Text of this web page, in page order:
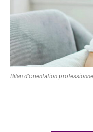
Bilan d'orientation